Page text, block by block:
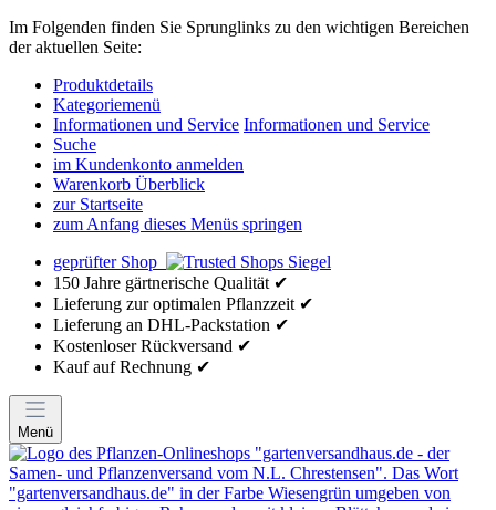
Im Folgenden finden Sie Sprunglinks zu den wichtigen Bereichen
der aktuellen Seite:
Produktdetails
Kategoriemenü
Informationen und Service Informationen und Service
Suche
im Kundenkonto anmelden
Warenkorb Überblick
zur Startseite
zum Anfang dieses Menüs springen
geprüfter Shop
150 Jahre gärtnerische Qualität ✔
Lieferung zur optimalen Pflanzzeit ✔
Lieferung an DHL-Packstation ✔
Kostenloser Rückversand ✔
Kauf auf Rechnung ✔
Menü